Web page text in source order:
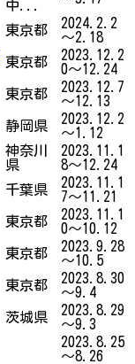
中...
東京都
2024.2.2
～2.18
東京都
2023.12.2
0～12.24
東京都
2023.12.7
～12.13
静岡県
2023.12.2
～1.12
神奈川
県
2023.11.1
8～12.24
千葉県
2023.11.1
7～11.21
東京都
2023.11.1
0～10.12
東京都
2023.9.28
～10.5
東京都
2023.8.30
～9.4
茨城県
2023.8.29
～9.3
2023.8.25
～8.26